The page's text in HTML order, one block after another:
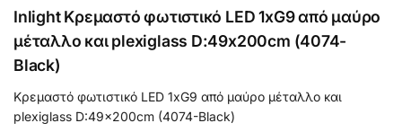
Inlight Κρεμαστό φωτιστικό LED 1xG9 από μαύρο
μέταλλο και plexiglass D:49x200cm (4074-
Black)
Κρεμαστό φωτιστικό LED 1xG9 από μαύρο μέταλλο και
plexiglass D:49x200cm (4074-Black)